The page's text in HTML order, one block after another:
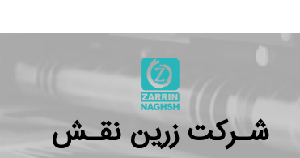
شـرکت زرین نقـش